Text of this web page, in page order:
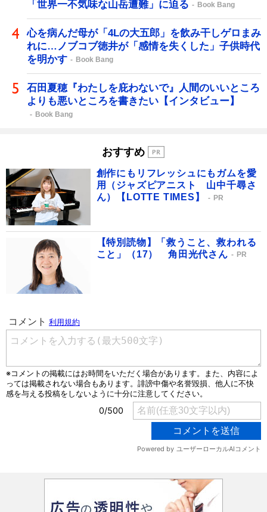
「世界一不気味な山岳遭難」に迫る
Book Bang
心を病んだ母が「4Lの大五郎」を飲み干しゲロまみ
れに…ノブコブ徳井が「感情を失くした」子供時代
を明かす
Book Bang
石田夏穂『わたしを庇わないで』人間のいいところ
よりも悪いところを書きたい【インタビュー】
Book Bang
おすすめ
創作にもリフレッシュにもガムを愛
用（ジャズピアニスト 山中千尋さ
ん）【LOTTE TIMES】
PR
【特別読物】「救うこと、救われる
こと」（17） 角田光代さん
PR